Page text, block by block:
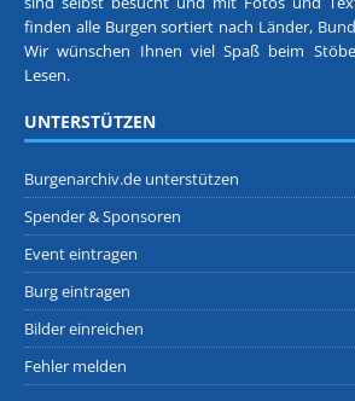
finden alle Burgen sortiert nach Länder,
Wir wünschen Ihnen viel Spaß beim
Lesen.
UNTERSTÜTZEN
Burgenarchiv.de unterstützen
Spender & Sponsoren
Event eintragen
Burg eintragen
Bilder einreichen
Fehler melden